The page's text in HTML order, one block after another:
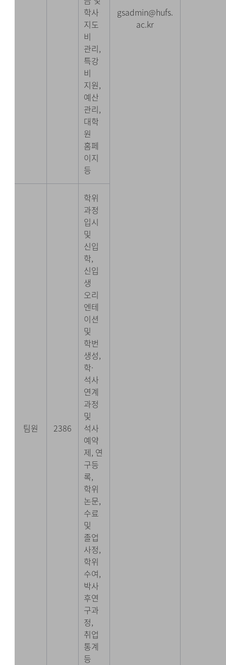
gsadmin@hufs.
ac.kr
학사
지도
비
관리,
특강
비
지원,
예산
관리,
대학
원
홈페
이지
등
팀원 2386
학위
과정
입시
및
신입
학,
신입
생
오리
엔테
이션
및
학번
생성,
학·
석사
연계
과정
및
석사
예약
제, 연
구등
록,
학위
논문,
수료
및
졸업
사정,
학위
수여,
박사
후연
구과
정,
취업
통계
등